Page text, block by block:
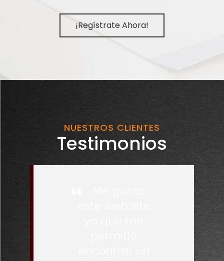
¡Regístrate Ahora!
NUESTROS CLIENTES
Testimonios